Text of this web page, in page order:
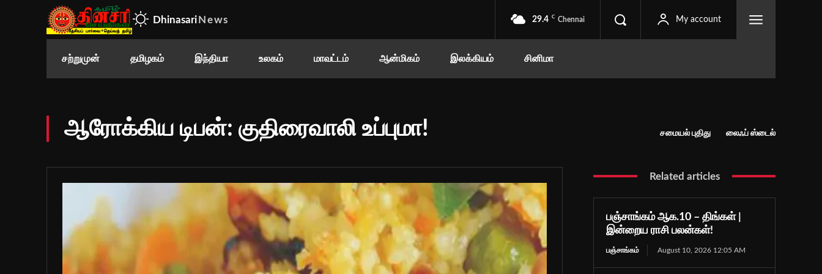
Dhinasari News 29.4 C Chennai My account
சற்றுமுன் தமிழகம் இந்தியா உலகம் மாவட்டம் ஆன்மிகம் இலக்கியம் சினிமா
ஆரோக்கிய டிபன்: குதிரைவாலி உப்புமா! சமையல் புதிது லைஃப் ஸ்டைல்
Related articles
பஞ்சாங்கம் ஆக.10 – திங்கள் |
இன்றைய ராசி பலன்கள்!
பஞ்சாங்கம் August 10, 2026 12:05 AM